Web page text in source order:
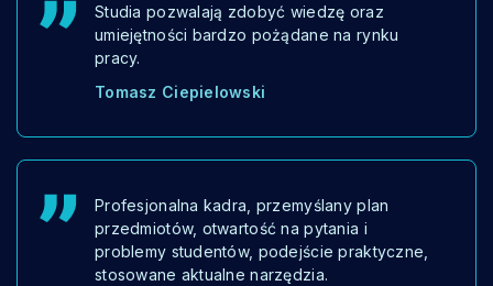
Studia pozwalają zdobyć wiedzę oraz
umiejętności bardzo pożądane na rynku
pracy.
Tomasz Ciepielowski
Profesjonalna kadra, przemyślany plan
przedmiotów, otwartość na pytania i
problemy studentów, podejście praktyczne,
stosowane aktualne narzędzia.